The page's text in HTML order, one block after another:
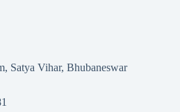
Satya Vihar, Bhubaneswar